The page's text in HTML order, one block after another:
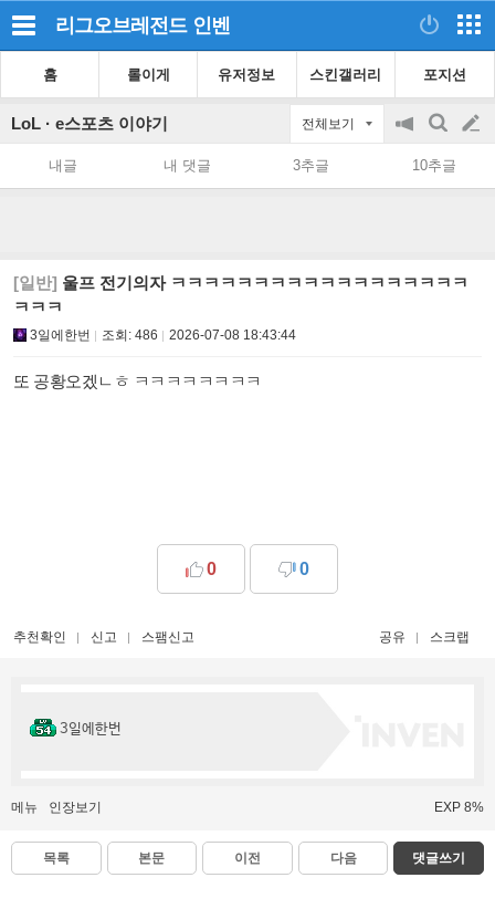
리그오브레전드 인벤
홈 롤이게 유저정보 스킨갤러리 포지션
LoL · e스포츠 이야기 전체보기
공
지
on/off
검
색
글
쓰
내글 내 댓글 3추글 10추글
[일반] 울프 전기의자 ㅋㅋㅋㅋㅋㅋㅋㅋㅋㅋㅋㅋㅋㅋㅋㅋㅋㅋ
ㅋㅋㅋ
3일에한번 조회: 486 2026-07-08 18:43:44
또 공황오겠ㄴㅎ ㅋㅋㅋㅋㅋㅋㅋㅋ
0 0
추천확인 신고 스팸신고 공유 스크랩
3일에한번
메뉴 인장보기 EXP 8%
목록 본문 이전 다음 댓글쓰기